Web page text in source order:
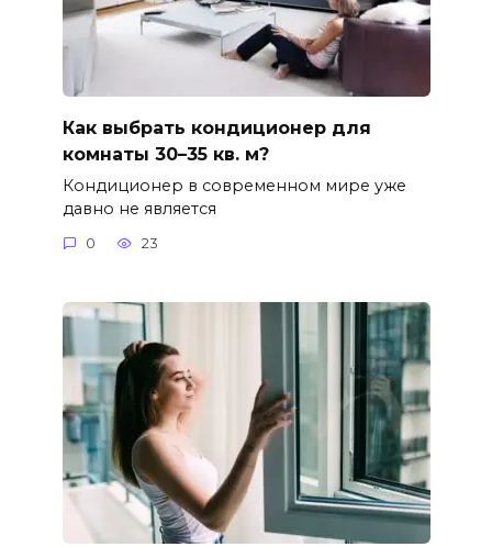
Как выбрать кондиционер для
комнаты 30–35 кв. м?
Кондиционер в современном мире уже
давно не является
0 23